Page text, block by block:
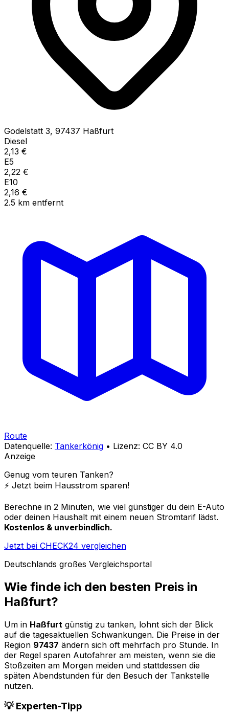
Godelstatt 3, 97437 Haßfurt
Diesel
2,13 €
E5
2,22 €
E10
2,16 €
2.5 km entfernt
Route
Datenquelle: Tankerkönig • Lizenz: CC BY 4.0
Anzeige
Genug vom teuren Tanken?
⚡️ Jetzt beim Hausstrom sparen!
Berechne in 2 Minuten, wie viel günstiger du dein E-Auto
oder deinen Haushalt mit einem neuen Stromtarif lädst.
Kostenlos & unverbindlich.
Jetzt bei CHECK24 vergleichen
Deutschlands großes Vergleichsportal
Wie finde ich den besten Preis in
Haßfurt?
Um in Haßfurt günstig zu tanken, lohnt sich der Blick
auf die tagesaktuellen Schwankungen. Die Preise in der
Region 97437 ändern sich oft mehrfach pro Stunde. In
der Regel sparen Autofahrer am meisten, wenn sie die
Stoßzeiten am Morgen meiden und stattdessen die
späten Abendstunden für den Besuch der Tankstelle
nutzen.
💡 Experten-Tipp